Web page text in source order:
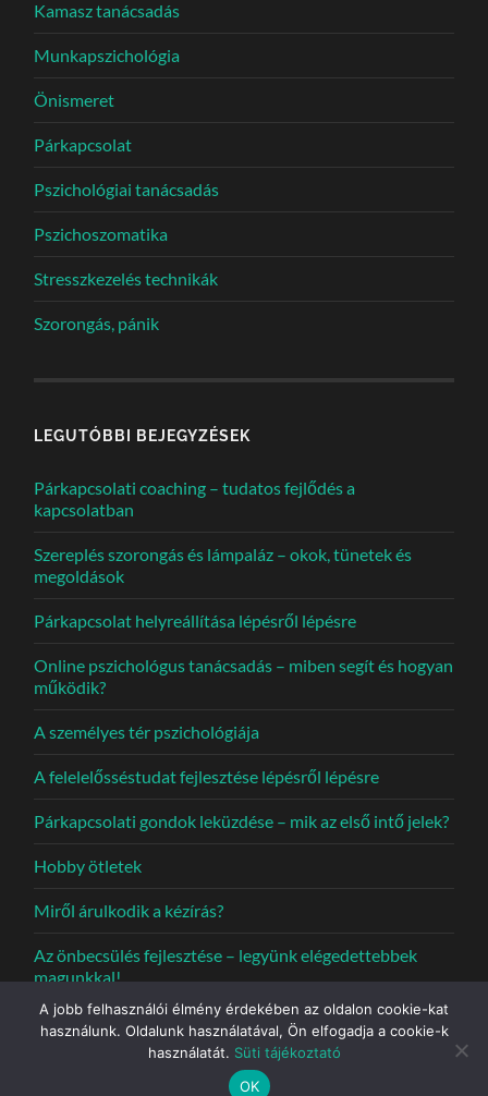
Kamasz tanácsadás
Munkapszichológia
Önismeret
Párkapcsolat
Pszichológiai tanácsadás
Pszichoszomatika
Stresszkezelés technikák
Szorongás, pánik
LEGUTÓBBI BEJEGYZÉSEK
Párkapcsolati coaching – tudatos fejlődés a
kapcsolatban
Szereplés szorongás és lámpaláz – okok, tünetek és
megoldások
Párkapcsolat helyreállítása lépésről lépésre
Online pszichológus tanácsadás – miben segít és hogyan
működik?
A személyes tér pszichológiája
A felelelősséstudat fejlesztése lépésről lépésre
Párkapcsolati gondok leküzdése – mik az első intő jelek?
Hobby ötletek
Miről árulkodik a kézírás?
Az önbecsülés fejlesztése – legyünk elégedettebbek
magunkkal!
KÁLMÁN JUDIT PSZICHOLÓGUS
A jobb felhasználói élmény érdekében az oldalon cookie-kat
használunk. Oldalunk használatával, Ön elfogadja a cookie-k
használatát. Süti tájékoztató
OK